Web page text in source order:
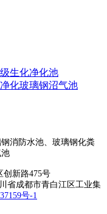
生化净化池
化玻璃钢沼气池
消防水池、玻璃钢化粪
创新路475号
省成都市青白江区工业集
号-1